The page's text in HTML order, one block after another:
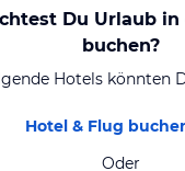
Du Urlaub in
buchen?
Hotels könnten
Hotel & Flug
Oder